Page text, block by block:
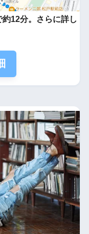
12分。さらに詳し